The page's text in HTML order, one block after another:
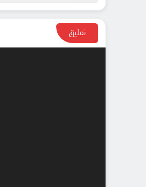
تعليق